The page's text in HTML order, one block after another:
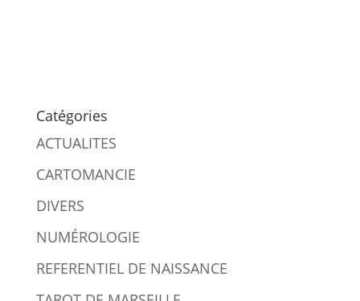
Catégories
ACTUALITES
CARTOMANCIE
DIVERS
NUMÉROLOGIE
REFERENTIEL DE NAISSANCE